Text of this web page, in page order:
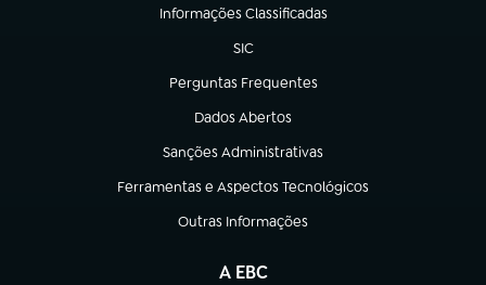
Informações Classificadas
(abre em nova aba)
SIC
(abre em nova aba)
Perguntas Frequentes
(abre em nova aba)
Dados Abertos
(abre em nova aba)
Sanções Administrativas
(abre em nova aba)
Ferramentas e Aspectos Tecnológicos
(abre em nova aba)
Outras Informações
(abre em nova aba)
A EBC